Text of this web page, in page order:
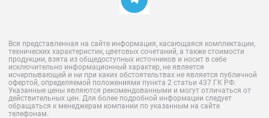
Вся представленная на сайте информация, касающаяся комплектации,
технических характеристик, цветовых сочетаний, а также стоимости
продукции, взята из общедоступных источников и носит в себе
исключительно информационный характер, не является
исчерпывающей и ни при каких обстоятельтвах не является публичной
офертой, определяемой положениями пункта 2 статьи 437 ГК РФ.
Указанные цены являются рекомендованными и могут отличаться от
действительных цен. Для более подробной информации следует
обращаться к менеджерам компании по указанным на сайте
телефонам.